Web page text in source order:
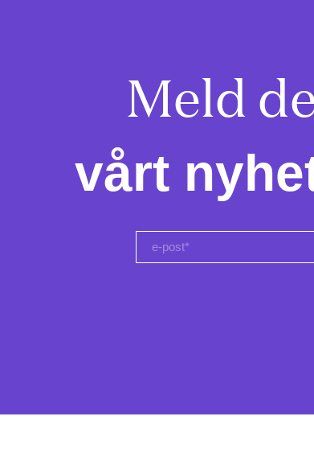
Meld
vårt
e-post*